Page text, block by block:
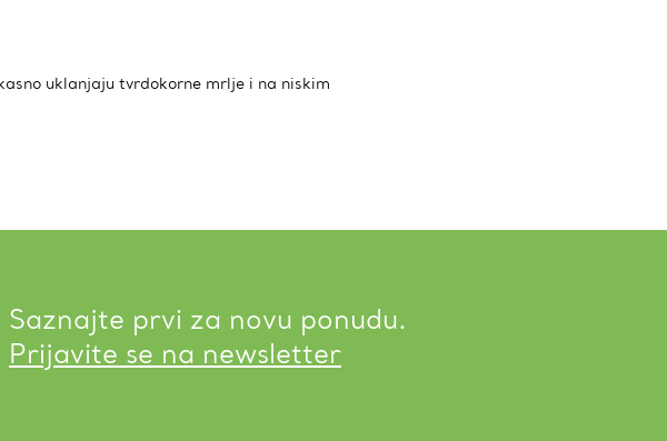
uklanjaju tvrdokorne mrlje i na niskim
Saznajte prvi za novu ponudu.
Prijavite se na newsletter